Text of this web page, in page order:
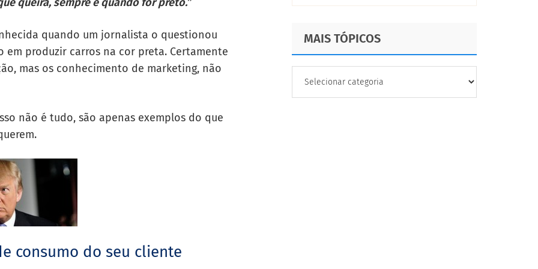
quando um jornalista o questionou
produzir carros na cor preta. Certamente
mas os conhecimento de marketing, não
não é tudo, são apenas exemplos do que
consumo do seu cliente
MAIS TÓPICOS
TÓPICOS